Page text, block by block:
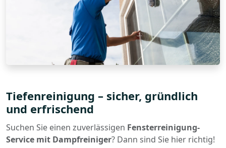
Tiefenreinigung – sicher, gründlich
und erfrischend
Suchen Sie einen zuverlässigen Fensterreinigung-
Service mit Dampfreiniger? Dann sind Sie hier richtig!